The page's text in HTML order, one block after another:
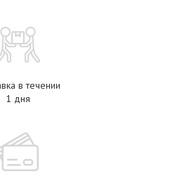
в течении
1 дня